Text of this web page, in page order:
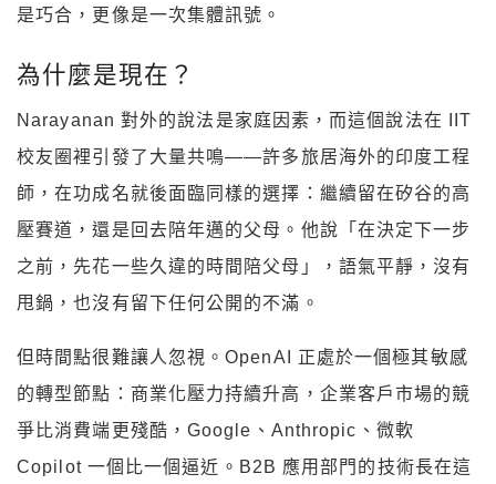
是巧合，更像是一次集體訊號。
為什麼是現在？
Narayanan 對外的說法是家庭因素，而這個說法在 IIT
校友圈裡引發了大量共鳴——許多旅居海外的印度工程
師，在功成名就後面臨同樣的選擇：繼續留在矽谷的高
壓賽道，還是回去陪年邁的父母。他說「在決定下一步
之前，先花一些久違的時間陪父母」，語氣平靜，沒有
甩鍋，也沒有留下任何公開的不滿。
但時間點很難讓人忽視。OpenAI 正處於一個極其敏感
的轉型節點：商業化壓力持續升高，企業客戶市場的競
爭比消費端更殘酷，Google、Anthropic、微軟
Copilot 一個比一個逼近。B2B 應用部門的技術長在這